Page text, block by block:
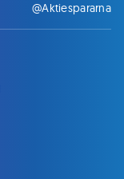
@Aktiespararna